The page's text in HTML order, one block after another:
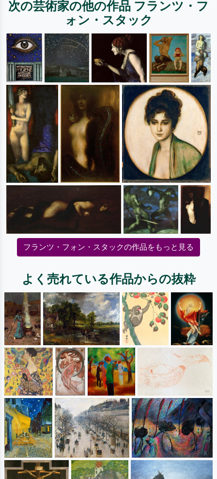
次の芸術家の他の作品 フランツ・フ
ォン・スタック
フランツ・フォン・スタックの作品をもっと見る
よく売れている作品からの抜粋